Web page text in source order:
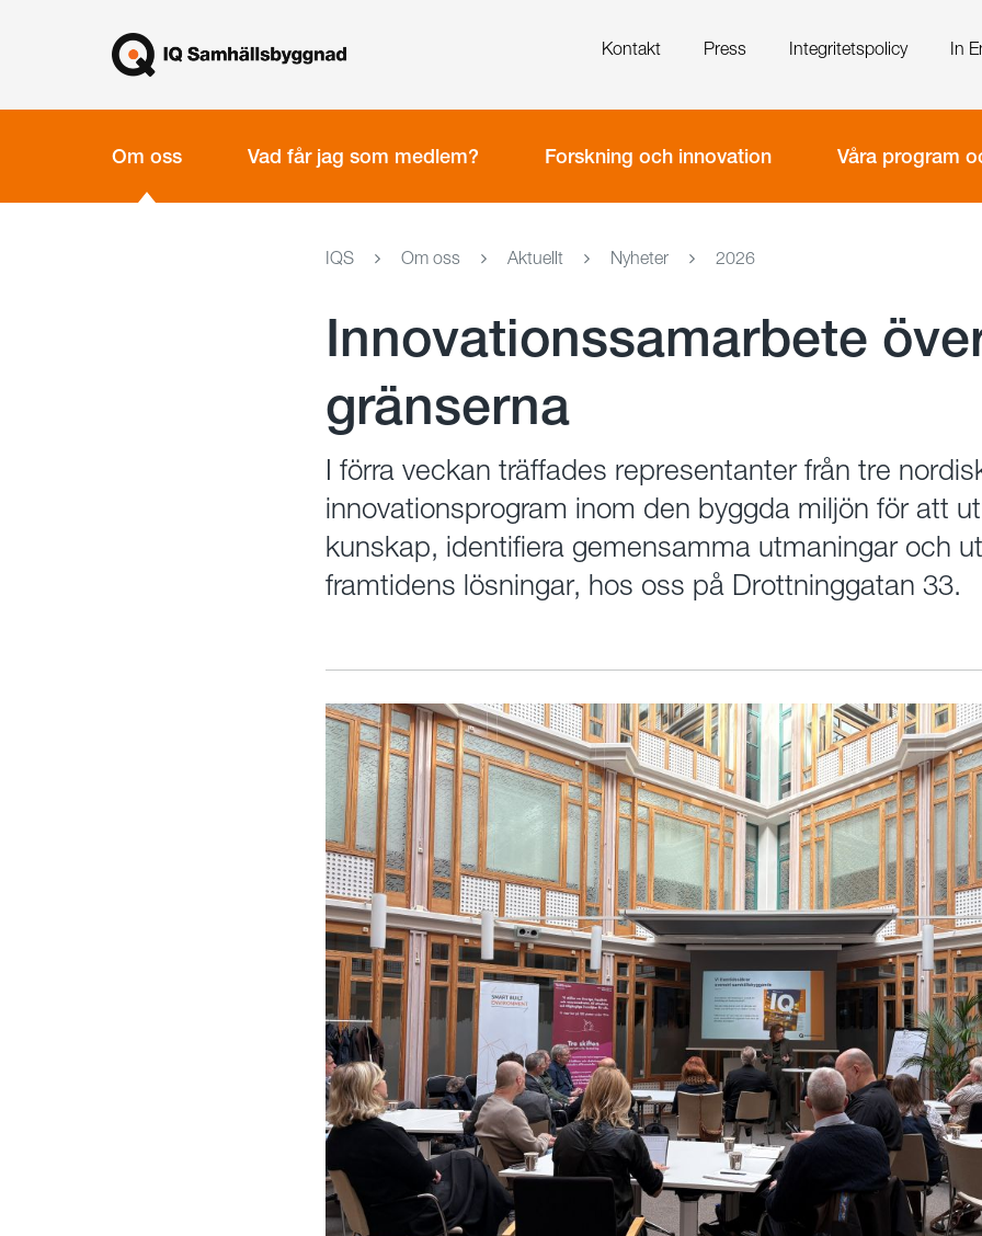
Kontakt Press Integritetspolicy In
Om oss Vad får jag som medlem? Forskning och innovation Våra program
IQS Om oss Aktuellt Nyheter 2026
Innovationssamarbete
gränserna
I förra veckan träffades representanter från tre
innovationsprogram inom den byggda miljön för att
kunskap, identifiera gemensamma utmaningar och
framtidens lösningar, hos oss på Drottninggatan 33.